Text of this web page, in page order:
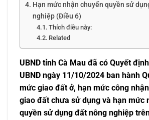
Hạn mức nhận chuyển quyền sử
nghiệp (Điều 6)
Thích điều này:
Related
UBND tỉnh Cà Mau đã có Quyết
UBND ngày 11/10/2024 ban hành
mức giao đất ở, hạn mức công
giao đất chưa sử dụng và hạn mức
quyền sử dụng đất nông nghiệp